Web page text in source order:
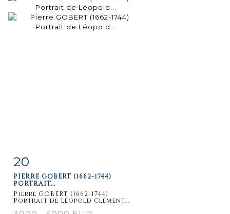
détaillée
20
PIERRE GOBERT (1662-1744)
PORTRAIT...
Pierre GOBERT (1662-1744)
Portrait de Léopold Clément...